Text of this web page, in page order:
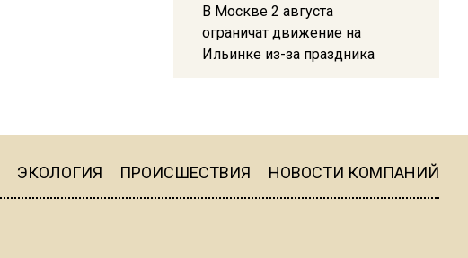
В Москве 2 августа
ограничат движение на
Ильинке из-за праздника
Telegram после обвинений
ЭКОЛОГИЯ ПРОИСШЕСТВИЯ НОВОСТИ КОМПАНИЙ